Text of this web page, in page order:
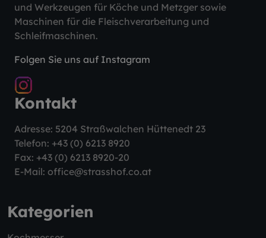
und Werkzeugen für Köche und Metzger sowie
Maschinen für die Fleischverarbeitung und
Schleifmaschinen.
Folgen Sie uns auf Instagram
Kontakt
Adresse: 5204 Straßwalchen Hüttenedt 23
Telefon: +43 (0) 6213 8920
Fax: +43 (0) 6213 8920-20
E-Mail: office@strasshof.co.at
Kategorien